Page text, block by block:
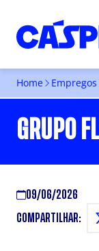
Home Empregos
GRUPO
09/06/2026
COMPARTILHAR: